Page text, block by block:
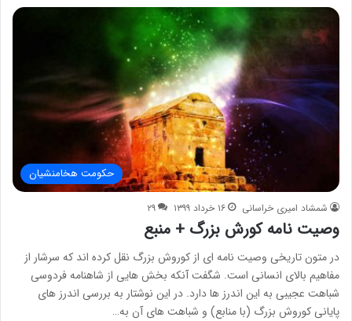
حکومت هخامنشیان
شمشاد امیری خراسانی ۱۶ خرداد ۱۳۹۹ ۲۹
وصیت نامه کورش بزرگ + منبع
در متون تاریخی وصیت نامه ای از کوروش بزرگ نقل کرده اند که سرشار از
مفاهیم بالای انسانی است. شگفت آنکه بخش هایی از شاهنامه فردوسی
شباهت عجیبی به این اندرز ها دارد. در این نوشتار به بررسی اندرز های
پایانی کوروش بزرگ (با منابع) و شباهت های آن به…